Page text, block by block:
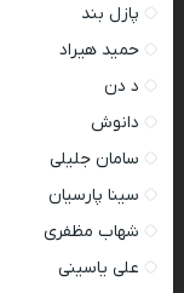
پازل بند
حمید هیراد
د دن
دانوش
سامان جلیلی
سینا پارسیان
شهاب مظفری
علی یاسینی